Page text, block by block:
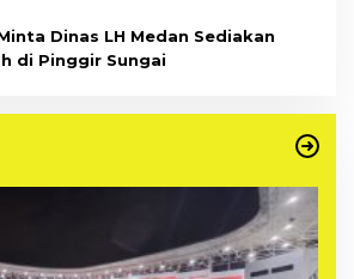
Dinas LH Medan Sediakan
di Pinggir Sungai